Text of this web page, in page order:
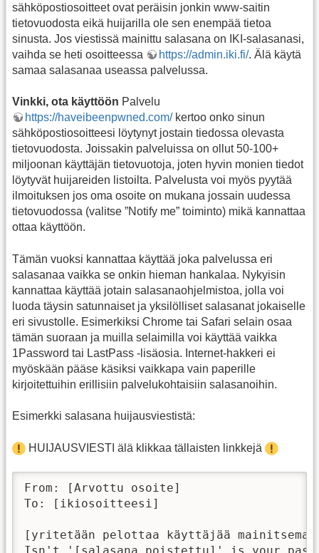
sähköpostiosoitteet ovat peräisin jonkin www-saitin
tietovuodosta eikä huijarilla ole sen enempää tietoa
sinusta. Jos viestissä mainittu salasana on IKI-salasanasi,
vaihda se heti osoitteessa
https://admin.iki.fi/. Älä käytä
samaa salasanaa useassa palvelussa.
Vinkki, ota käyttöön Palvelu
https://haveibeenpwned.com/kertoo onko sinun
sähköpostiosoitteesi löytynyt jostain tiedossa olevasta
tietovuodosta. Joissakin palveluissa on ollut 50-100+
miljoonan käyttäjän tietovuotoja, joten hyvin monien tiedot
löytyvät huijareiden listoilta. Palvelusta voi myös pyytää
ilmoituksen jos oma osoite on mukana jossain uudessa
tietovuodossa (valitse ”Notify me” toiminto) mikä kannattaa
ottaa käyttöön.
Tämän vuoksi kannattaa käyttää joka palvelussa eri
salasanaa vaikka se onkin hieman hankalaa. Nykyisin
kannattaa käyttää jotain salasanaohjelmistoa, jolla voi
luoda täysin satunnaiset ja yksilölliset salasanat jokaiselle
eri sivustolle. Esimerkiksi Chrome tai Safari selain osaa
tämän suoraan ja muilla selaimilla voi käyttää vaikka
1Password tai LastPass -lisäosia. Internet-hakkeri ei
myöskään pääse käsiksi vaikkapa vain paperille
kirjoitettuihin erillisiin palvelukohtaisiin salasanoihin.
Esimerkki salasana huijausviestistä:
HUIJAUSVIESTI älä klikkaa tällaisten linkkejä
From: [Arvottu osoite]
To: [ikiosoitteesi]
[yritetään pelottaa käyttäjää